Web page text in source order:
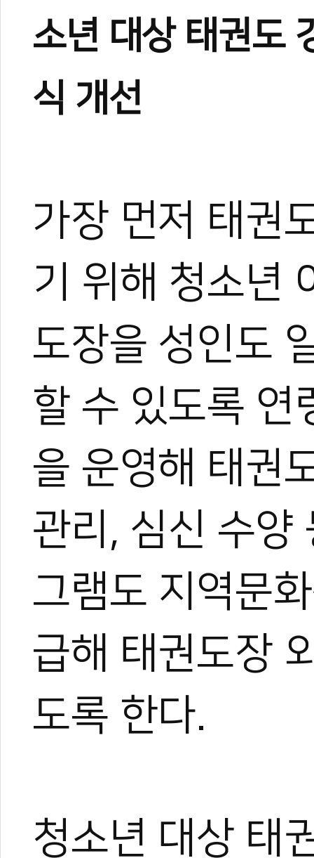
소년 대상 태권도
식 개선
가장 먼저 태권
기 위해 청소년
도장을 성인도
할 수 있도록 연
을 운영해 태권
관리, 심신 수양
그램도 지역문
급해 태권도장
도록 한다.
청소년 대상 태